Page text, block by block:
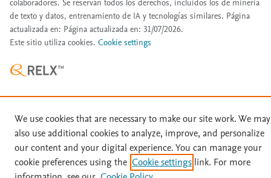
colaboradores. Se reservan todos los derechos, incluidos los de minería
de texto y datos, entrenamiento de IA y tecnologías similares. Página
actualizada en: Página actualizada en: 31/07/2026.
Este sitio utiliza cookies. Cookie settings
We use cookies that are necessary to make our site work. We may
also use additional cookies to analyze, improve, and personalize
our content and your digital experience. You can manage your
cookie preferences using the Cookie settings link. For more